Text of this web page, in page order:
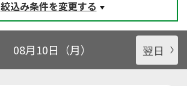
絞込み条件を変更する
08月10日（月） 翌日